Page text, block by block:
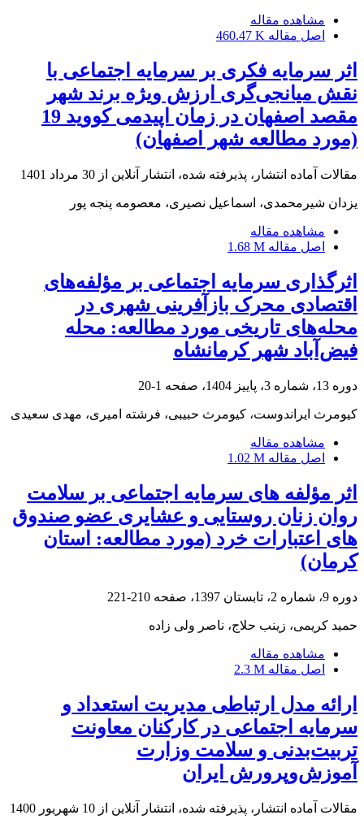
مشاهده مقاله
اصل مقاله 460.47 K
اثر سرمایه فکری بر سرمایه اجتماعی با
نقش میانجی‌گری ارزش ویژه برند شهر
مقصد اصفهان در زمان اپیدمی کووید 19
(مورد مطالعه شهر اصفهان)
مقالات آماده انتشار، پذیرفته شده، انتشار آنلاین از 30 مرداد 1401
یزدان شیرمحمدی، اسماعیل نصیری، معصومه پنجه پور
مشاهده مقاله
اصل مقاله 1.68 M
اثرگذاری سرمایه اجتماعی بر مؤلفه‌های
اقتصادی محرک بازآفرینی شهری در
محله‌های تاریخی مورد مطالعه: محله
فیض‌آباد شهر کرمانشاه
دوره 13، شماره 3، پاییز 1404، صفحه 1-20
کیومرث ایراندوست، کیومرث حبیبی، فرشته امیری، مهدی سعیدی
مشاهده مقاله
اصل مقاله 1.02 M
اثر مؤلفه ‏های سرمایه اجتماعی بر سلامت
روان زنان روستایی و عشایری عضو صندوق‏
های اعتبارات خرد (مورد مطالعه: استان
کرمان)
دوره 9، شماره 2، تابستان 1397، صفحه 210-221
حمید کریمی، زینب حلاج، ناصر ولی زاده
مشاهده مقاله
اصل مقاله 2.3 M
ارائه مدل ارتباطی مدیریت استعداد و
سرمایه اجتماعی در کارکنان معاونت
تربیت‌بدنی و سلامت وزارت
آموزش‌وپرورش ایران
مقالات آماده انتشار، پذیرفته شده، انتشار آنلاین از 10 شهریور 1400